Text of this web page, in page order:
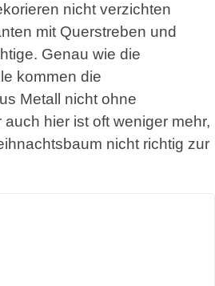
nicht verzichten
mit Querstreben und
Genau wie die
kommen die
Metall nicht ohne
hier ist oft weniger mehr,
nicht richtig zur